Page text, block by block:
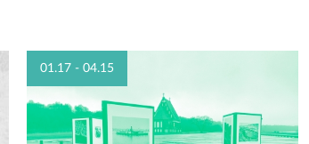
01.17 - 04.15